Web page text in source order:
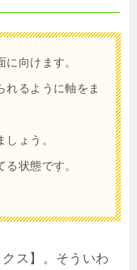
向けます。
れるように軸をま
ょう。
状態です。
ス】。そういわ